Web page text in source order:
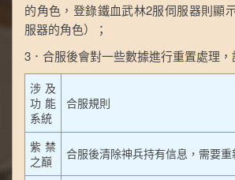
的角色，登錄鐵血武林2服伺服器則顯
服器的角色）；
3．合服後會對一些數據進行重置處理，
涉及
功能
系統
合服規則
紫禁
之巔
合服後清除神兵持有信息，需要重